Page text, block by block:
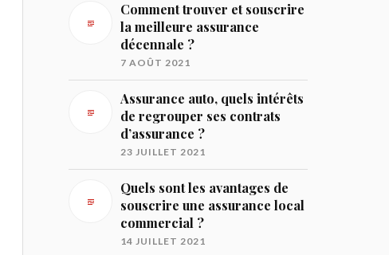
Comment trouver et souscrire
la meilleure assurance
décennale ?
7 AOÛT 2021
Assurance auto, quels intérêts
de regrouper ses contrats
d’assurance ?
23 JUILLET 2021
Quels sont les avantages de
souscrire une assurance local
commercial ?
14 JUILLET 2021